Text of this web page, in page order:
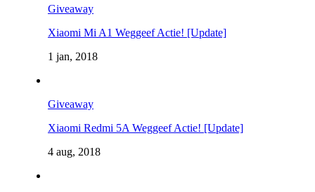
Giveaway
Xiaomi Mi A1 Weggeef Actie! [Update]
1 jan, 2018
Giveaway
Xiaomi Redmi 5A Weggeef Actie! [Update]
4 aug, 2018